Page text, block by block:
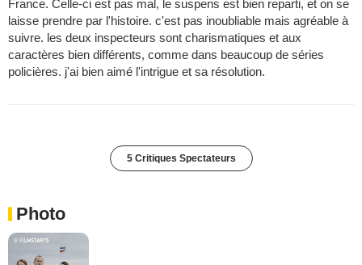
France. Celle-ci est pas mal, le suspens est bien reparti, et on se
laisse prendre par l'histoire. c'est pas inoubliable mais agréable à
suivre. les deux inspecteurs sont charismatiques et aux
caractères bien différents, comme dans beaucoup de séries
policières. j'ai bien aimé l'intrigue et sa résolution.
5 Critiques Spectateurs
Photo